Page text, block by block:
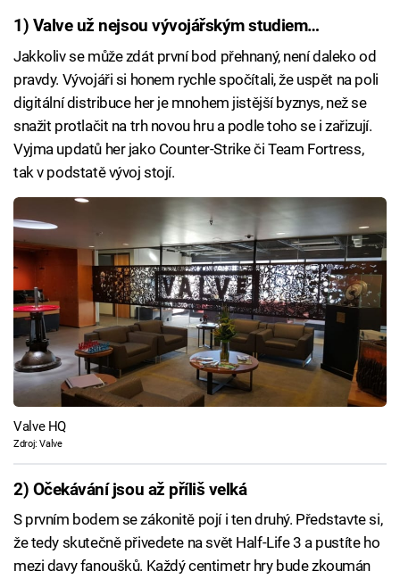
1) Valve už nejsou vývojářským studiem…
Jakkoliv se může zdát první bod přehnaný, není daleko od
pravdy. Vývojáři si honem rychle spočítali, že uspět na poli
digitální distribuce her je mnohem jistější byznys, než se
snažit protlačit na trh novou hru a podle toho se i zařizují.
Vyjma updatů her jako Counter-Strike či Team Fortress,
tak v podstatě vývoj stojí.
Valve HQ
Zdroj: Valve
2) Očekávání jsou až příliš velká
S prvním bodem se zákonitě pojí i ten druhý. Představte si,
že tedy skutečně přivedete na svět Half-Life 3 a pustíte ho
mezi davy fanoušků. Každý centimetr hry bude zkoumán